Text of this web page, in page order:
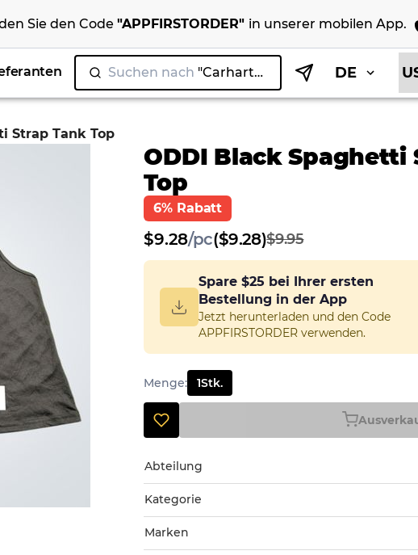
Sie den Code"APPFIRSTORDER" in unserer mobilen App.
Suchen nach "C| DE
Strap Tank Top
ODDI Black Spaghetti
Top
6% Rabatt
$9.28/pc($9.28)$9.95
Spare $25 bei Ihrer ersten
Bestellung in der App
Jetzt herunterladen und den Code
APPFIRSTORDER verwenden.
Menge: 1Stk.
Abteilung
Kategorie
Marken